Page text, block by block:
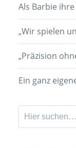
Als Barbie
„Wir spielen
„Präzision
Ein ganz
Suchen
nach: